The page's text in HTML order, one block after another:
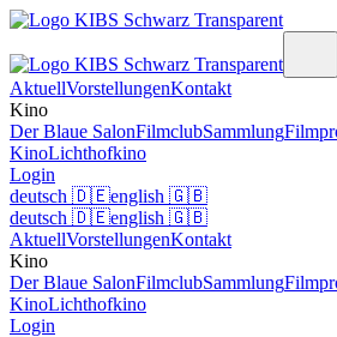
AktuellVorstellungenKontakt
Kino
Der Blaue SalonFilmclubSammlung
KinoLichthofkino
Login
deutsch 🇩🇪english 🇬🇧
deutsch 🇩🇪english 🇬🇧
AktuellVorstellungenKontakt
Kino
Der Blaue SalonFilmclubSammlung
KinoLichthofkino
Login